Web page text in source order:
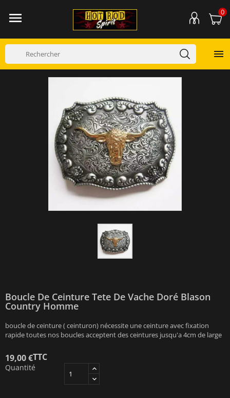
 0

Boucle De Ceinture Tete De Vache Doré Blason
Country Homme
boucle de ceinture ( ceinturon) nécessite une ceinture avec fixation
rapide toutes nos boucles acceptent des ceintures jusqu'a 4cm de large
19,00 €TTC
Quantité